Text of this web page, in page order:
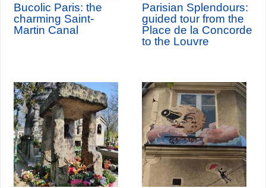
Bucolic Paris: the
charming Saint-
Martin Canal
Parisian Splendours:
guided tour from the
Place de la Concorde
to the Louvre